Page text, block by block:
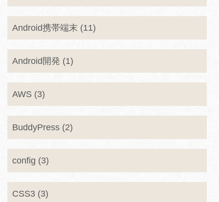
Android携帯端末 (11)
Android開発 (1)
AWS (3)
BuddyPress (2)
config (3)
CSS3 (3)